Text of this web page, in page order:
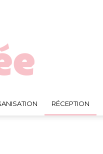
RÉCEPTION